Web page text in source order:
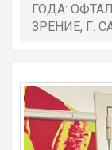
ГОДА:
ЗРЕНИЕ, Г.